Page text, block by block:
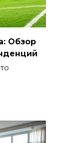
Обзор